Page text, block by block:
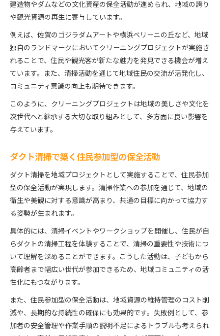
建造物やダムなどの文化資産の保全活動が進められ、地域の誇り
や観光資源の再生に寄与しています。
例えば、佐賀のゴジラダムアートや横浜ベリーニの丘など、地域
独自のランドマークにおいてクリーニングプロジェクトが実施さ
れることで、住民や観光客が新たな魅力を発見できる機会が増え
ています。また、清掃活動を通じて地域住民の交流が活発化し、
コミュニティ意識の向上も期待できます。
このように、クリーニングプロジェクトは地域の美しさや文化を
次世代へと継承する大切な取り組みとして、多方面に良い影響を
与えています。
ダクト清掃で築く住民参加型の保全活動
ダクト清掃を地域プロジェクトとして実施することで、住民参加
型の保全活動が実現します。清掃作業への参加を通じて、地域の
衛生や美観に対する意識が高まり、共通の目標に向かって協力す
る姿勢が生まれます。
具体的には、清掃イベントやワークショップを開催し、住民が自
らダクトの清掃工程を体験することで、清掃の重要性や技術につ
いて理解を深めることができます。こうした活動は、子どもから
高齢者まで幅広い世代が参加できるため、地域コミュニティの活
性化にもつながります。
また、住民参加型の保全活動は、地域資源の維持管理のコスト削
減や、長期的な持続性の確保にも効果的です。失敗例として、参
加者の安全管理や作業手順の説明不足によるトラブルも考えられ